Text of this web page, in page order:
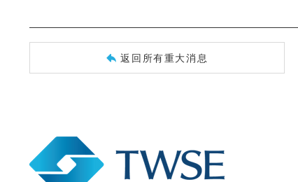
返回所有重大消息